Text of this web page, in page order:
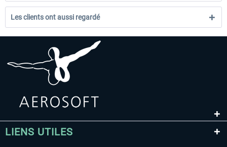
Les clients ont aussi regardé
LIENS UTILES